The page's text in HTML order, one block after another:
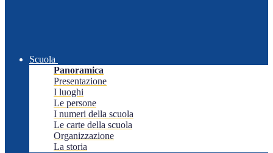
Scuola
Panoramica
Presentazione
I luoghi
Le persone
I numeri della scuola
Le carte della scuola
Organizzazione
La storia